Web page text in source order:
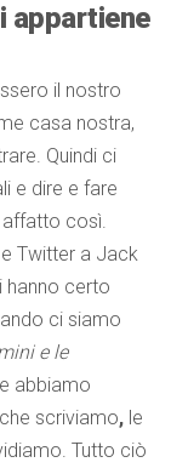
appartiene
il nostro
casa nostra,
Quindi ci
e dire e fare
così.
Twitter a Jack
hanno certo
ci siamo
e le
abbiamo
scriviamo, le
Tutto ciò